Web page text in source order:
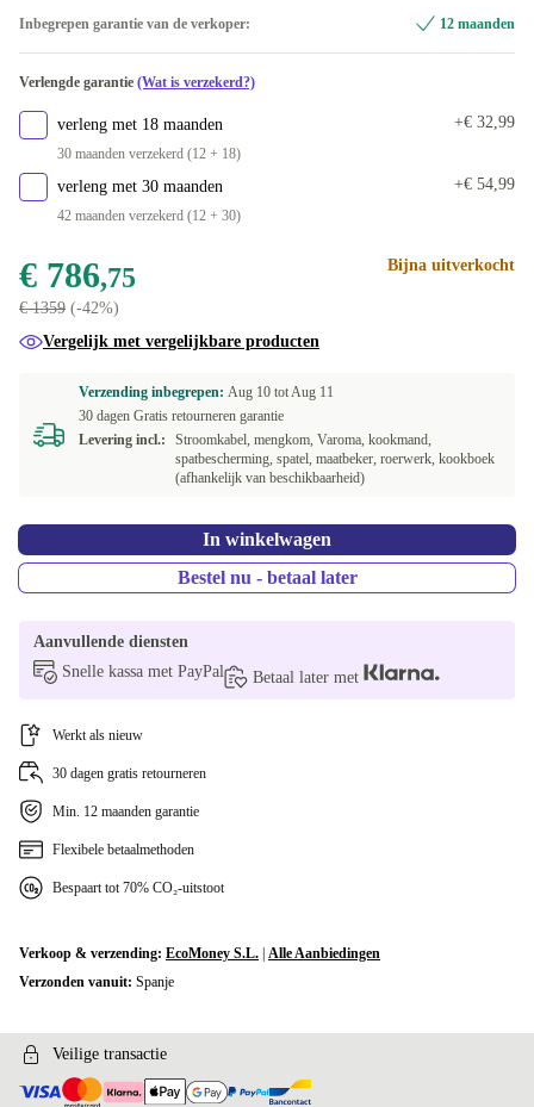
Inbegrepen garantie van de verkoper: 12 maanden
Verlengde garantie (Wat is verzekerd?)
verleng met 18 maanden
30 maanden verzekerd (12 + 18)
+€ 32,99
verleng met 30 maanden
42 maanden verzekerd (12 + 30)
+€ 54,99
€ 786,75
€ 1359 (-42%)
Bijna uitverkocht
Vergelijk met vergelijkbare producten
Verzending inbegrepen: Aug 10 totAug 11
30 dagen Gratis retourneren garantie
Levering incl.:
Stroomkabel, mengkom, Varoma, kookmand,
spatbescherming, spatel, maatbeker, roerwerk, kookboek
(afhankelijk van beschikbaarheid)
In winkelwagen
Bestel nu - betaal later
Aanvullende diensten
Snelle kassa met PayPal
Betaal later met
Werkt als nieuw
30 dagen gratis retourneren
Min. 12 maanden garantie
Flexibele betaalmethoden
Bespaart tot 70% CO₂-uitstoot
Verkoop & verzending: EcoMoney S.L. Alle Aanbiedingen
Verzonden vanuit: Spanje
Veilige transactie